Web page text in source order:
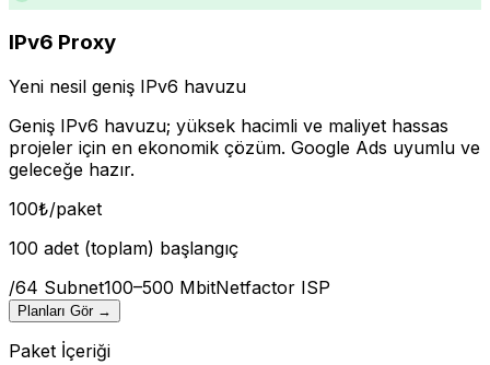
IPv6 Proxy
Yeni nesil geniş IPv6 havuzu
Geniş IPv6 havuzu; yüksek hacimli ve maliyet hassas
projeler için en ekonomik çözüm. Google Ads uyumlu ve
geleceğe hazır.
100₺/paket
100 adet (toplam) başlangıç
/64 Subnet100–500 MbitNetfactor ISP
Planları Gör →
Paket İçeriği